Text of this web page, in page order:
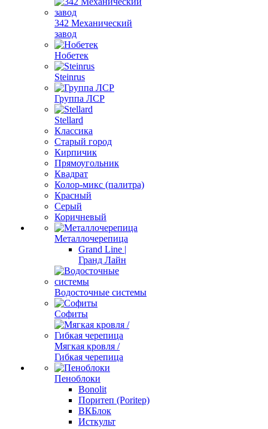
342 Механический
завод
Нобетек
Steinrus
Группа ЛСР
Stellard
Классика
Старый город
Кирпичик
Прямоугольник
Квадрат
Колор-микс (палитра)
Красный
Серый
Коричневый
Металлочерепица
Grand Line |
Гранд Лайн
Водосточные системы
Софиты
Мягкая кровля /
Гибкая черепица
Пеноблоки
Bonolit
Поритеп (Poritep)
ВКБлок
Исткульт